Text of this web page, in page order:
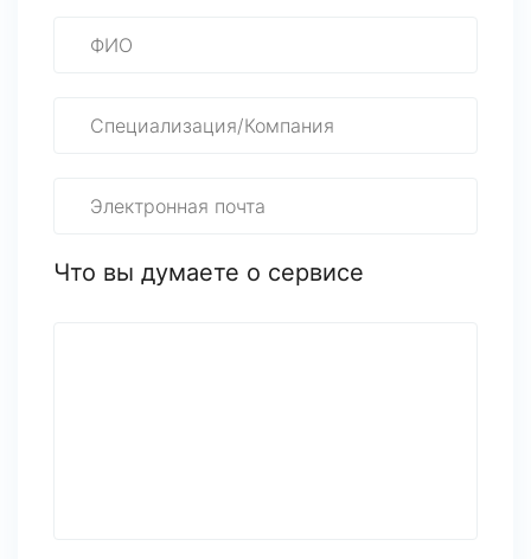
Что вы думаете о сервисе